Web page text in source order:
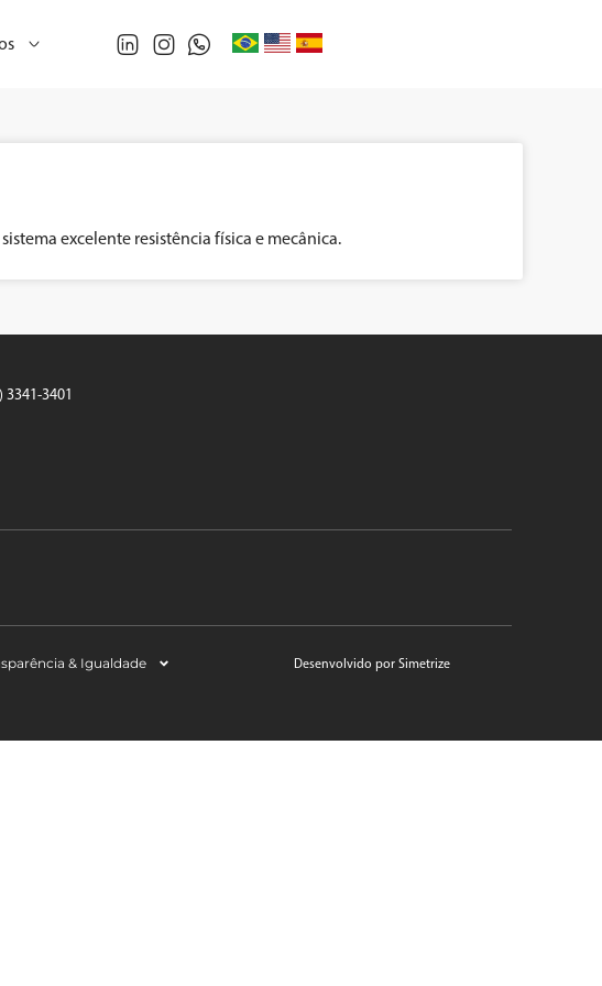
excelente resistência física e mecânica.
3341-3401
& Igualdade Desenvolvido por Simetrize